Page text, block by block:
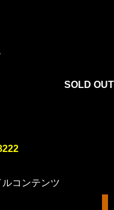
SOLD OUT
コンテンツ